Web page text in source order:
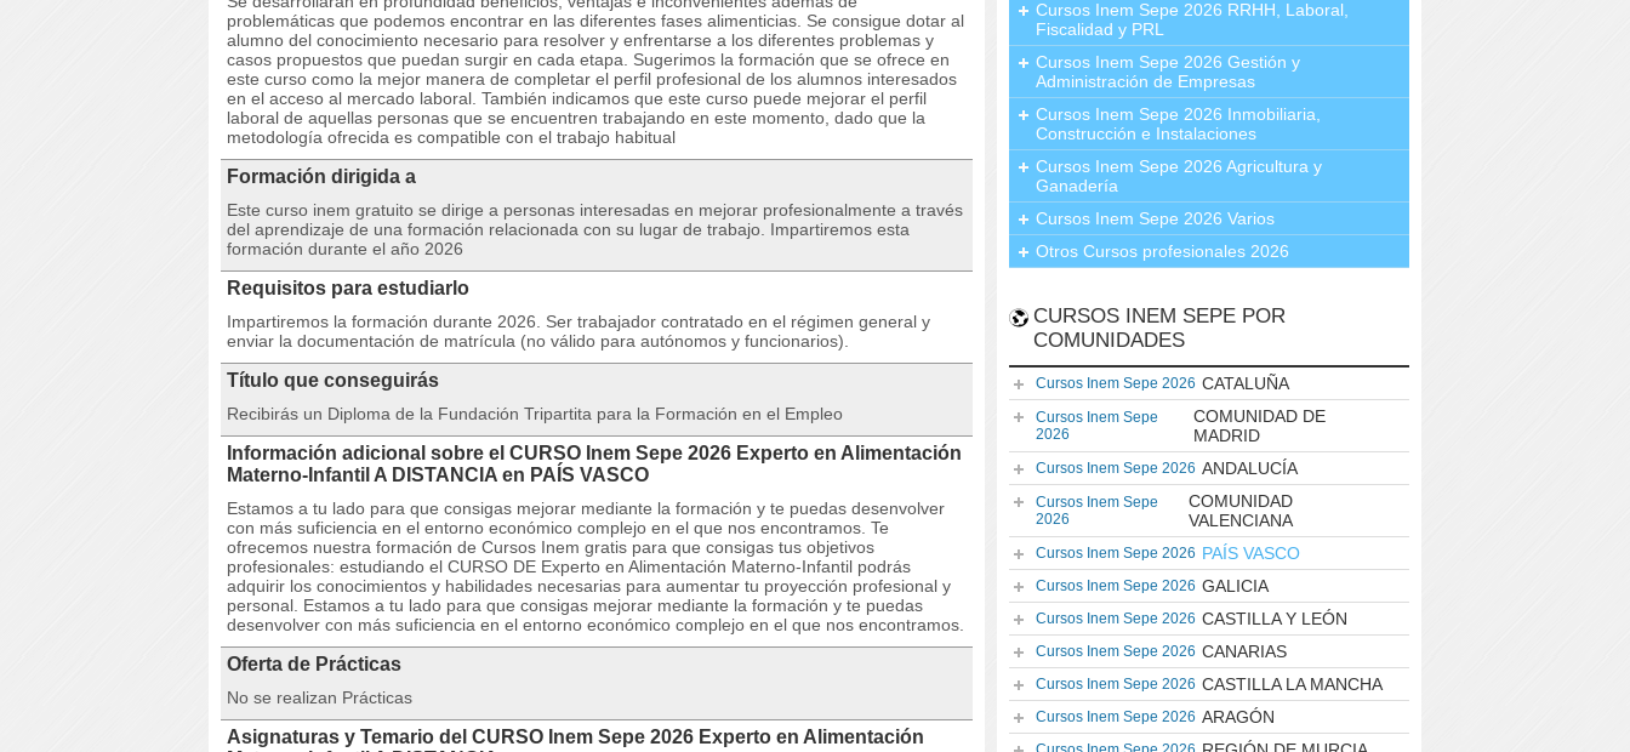
problemáticas que podemos encontrar en las diferentes fases alimenticias. Se consigue dotar al
alumno del conocimiento necesario para resolver y enfrentarse a los diferentes problemas y
casos propuestos que puedan surgir en cada etapa. Sugerimos la formación que se ofrece en
este curso como la mejor manera de completar el perfil profesional de los alumnos interesados
en el acceso al mercado laboral. También indicamos que este curso puede mejorar el perfil
laboral de aquellas personas que se encuentren trabajando en este momento, dado que la
metodología ofrecida es compatible con el trabajo habitual
Formación dirigida a
Este curso inem gratuito se dirige a personas interesadas en mejorar profesionalmente a través
del aprendizaje de una formación relacionada con su lugar de trabajo. Impartiremos esta
formación durante el año 2026
Requisitos para estudiarlo
Impartiremos la formación durante 2026. Ser trabajador contratado en el régimen general y
enviar la documentación de matrícula (no válido para autónomos y funcionarios).
Título que conseguirás
Recibirás un Diploma de la Fundación Tripartita para la Formación en el Empleo
Información adicional sobre el CURSO Inem Sepe 2026 Experto en Alimentación
Materno-Infantil A DISTANCIA en PAÍS VASCO
Estamos a tu lado para que consigas mejorar mediante la formación y te puedas desenvolver
con más suficiencia en el entorno económico complejo en el que nos encontramos. Te
ofrecemos nuestra formación de Cursos Inem gratis para que consigas tus objetivos
profesionales: estudiando el CURSO DE Experto en Alimentación Materno-Infantil podrás
adquirir los conocimientos y habilidades necesarias para aumentar tu proyección profesional y
personal. Estamos a tu lado para que consigas mejorar mediante la formación y te puedas
desenvolver con más suficiencia en el entorno económico complejo en el que nos encontramos.
Oferta de Prácticas
No se realizan Prácticas
Asignaturas y Temario del CURSO Inem Sepe 2026 Experto en Alimentación
Cursos Inem Sepe 2026 RRHH, Laboral,
Fiscalidad y PRL
Cursos Inem Sepe 2026 Gestión y
Administración de Empresas
Cursos Inem Sepe 2026 Inmobiliaria,
Construcción e Instalaciones
Cursos Inem Sepe 2026 Agricultura y
Ganadería
Cursos Inem Sepe 2026 Varios
Otros Cursos profesionales 2026
CURSOS INEM SEPE POR
COMUNIDADES
Cursos Inem Sepe 2026 CATALUÑA
Cursos Inem Sepe
2026
COMUNIDAD DE
MADRID
Cursos Inem Sepe 2026 ANDALUCÍA
Cursos Inem Sepe
2026
COMUNIDAD
VALENCIANA
Cursos Inem Sepe 2026 PAÍS VASCO
Cursos Inem Sepe 2026 GALICIA
Cursos Inem Sepe 2026 CASTILLA Y LEÓN
Cursos Inem Sepe 2026 CANARIAS
Cursos Inem Sepe 2026 CASTILLA LA MANCHA
Cursos Inem Sepe 2026 ARAGÓN